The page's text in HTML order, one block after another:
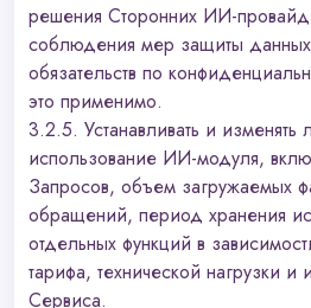
решения Сторонних ИИ-
соблюдения мер защиты
обязательств по
это применимо.
3.2.5. Устанавливать и изменять
использование ИИ-модуля,
Запросов, объем загружаемых
обращений, период хранения
отдельных функций в
тарифа, технической нагрузки и
Сервиса.